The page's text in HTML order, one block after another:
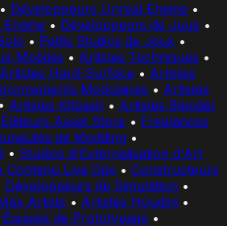
• Développeurs Unreal Engine •
• Développeurs de Jeux •
• Petits Studios de Jeux •
Mobiles • Artistes Techniques •
Artistes Hard-Surface • Artistes
Modulaires • Artistes
• Artistes Kitbash • Artistes Blender
Éditeurs Asset Store • Freelances
de Modding •
• Studios d'Externalisation d'Art
Contenu Live Ops • Constructeurs
Développeurs de Simulation •
Artists • Artistes Houdini •
Équipes de Prototypage •